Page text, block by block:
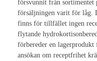
Nationell kongress 2017
Nationell kongress 2015
Nationell kongress 2013
försvunnit från sortimentet
försäljningen varit för låg.
finns för tillfället ingen
flytande
förbereder en
ansökan om receptfrihet